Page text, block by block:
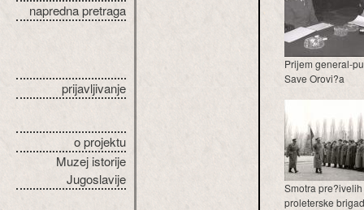
napredna pretraga
prijavljivanje
o projektu
Muzej istorije
Jugoslavije
Prijem general-
Save Orovi?a
Smotra
proleterske